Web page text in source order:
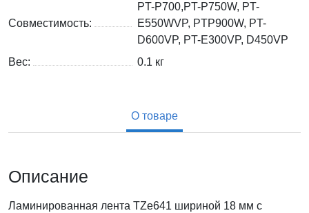
Совместимость:
PT-P700,PT-P750W, PT-
E550WVP, PTP900W, PT-
D600VP, PT-E300VP, D450VP
Вес:
0.1 кг
О товаре
Описание
Ламинированная лента TZe641 шириной 18 мм с